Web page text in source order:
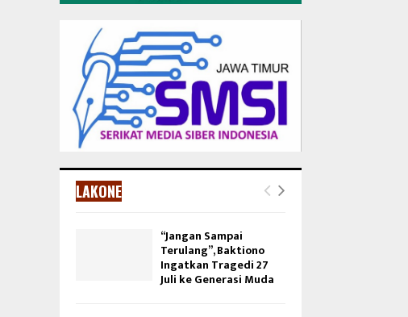
LAKONE
“Jangan Sampai
Terulang”, Baktiono
Ingatkan Tragedi 27
Juli ke Generasi Muda